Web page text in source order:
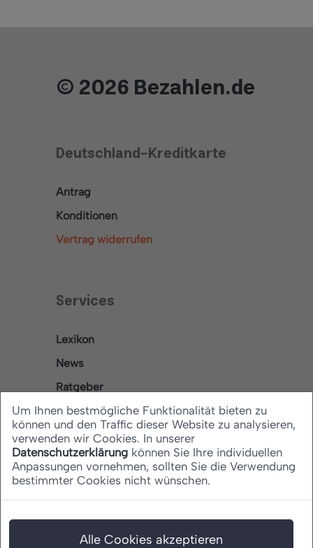
© 2026 Bezahlen.de
Deutschland-Kreditkarte
Antrag
Konditionen
Vertrag widerrufen
Services
Lexikon
News
Ratgeber
Rechtliches
Datenschutz
Impressum
Um Ihnen bestmögliche Funktionalität bieten zu
können und den Traffic dieser Website zu analysieren,
verwenden wir Cookies. In unserer
Datenschutzerklärung können Sie Ihre individuellen
Anpassungen vornehmen, sollten Sie die Verwendung
bestimmter Cookies nicht wünschen.
Alle Cookies akzeptieren